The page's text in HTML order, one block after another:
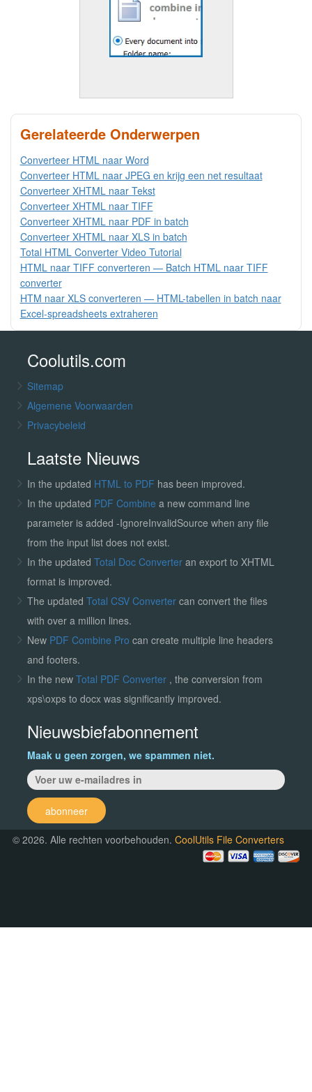
Gerelateerde Onderwerpen
Converteer HTML naar Word
Converteer HTML naar JPEG en krijg een net resultaat
Converteer XHTML naar Tekst
Converteer XHTML naar TIFF
Converteer XHTML naar PDF in batch
Converteer XHTML naar XLS in batch
Total HTML Converter Video Tutorial
HTML naar TIFF converteren — Batch HTML naar TIFF
converter
HTM naar XLS converteren — HTML-tabellen in batch naar
Excel-spreadsheets extraheren
Coolutils.com
Sitemap
Algemene Voorwaarden
Privacybeleid
Laatste Nieuws
In the updated HTML to PDF has been improved.
In the updated PDF Combine a new command line
parameter is added -IgnoreInvalidSource when any file
from the input list does not exist.
In the updated Total Doc Converter an export to XHTML
format is improved.
The updated Total CSV Convertercan convert the files
with over a million lines.
New PDF Combine Pro can create multiple line headers
and footers.
In the new Total PDF Converter , the conversion from
xps\oxps to docx was significantly improved.
Nieuwsbiefabonnement
Maak u geen zorgen, we spammen niet.
abonneer
© 2026. Alle rechten voorbehouden.CoolUtils File Converters